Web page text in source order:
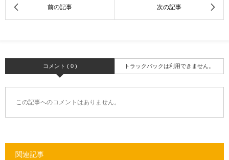
コメント ( 0 ) トラックバックは利用できません。
この記事へのコメントはありません。
関連記事